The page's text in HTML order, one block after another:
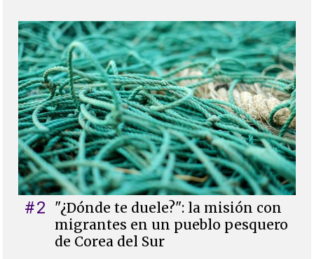
#2
"¿Dónde te duele?": la misión con
migrantes en un pueblo pesquero
de Corea del Sur